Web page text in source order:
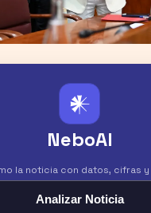
𒀭
NeboAI
la noticia con datos, cifras
Analizar Noticia